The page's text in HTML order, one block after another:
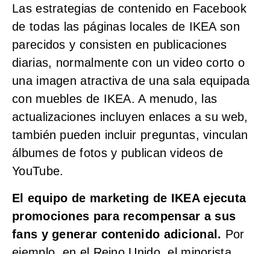
Las estrategias de contenido en Facebook
de todas las páginas locales de IKEA son
parecidos y consisten en publicaciones
diarias, normalmente con un video corto o
una imagen atractiva de una sala equipada
con muebles de IKEA. A menudo, las
actualizaciones incluyen enlaces a su web,
también pueden incluir preguntas, vinculan
álbumes de fotos y publican videos de
YouTube.
El equipo de marketing de IKEA ejecuta
promociones para recompensar a sus
fans y generar contenido adicional. Por